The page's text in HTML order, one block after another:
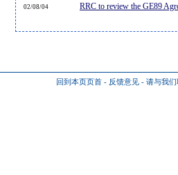
02/08/04 RRC to review the GE89
回到本页页首 - 反馈意见 - 请与我们